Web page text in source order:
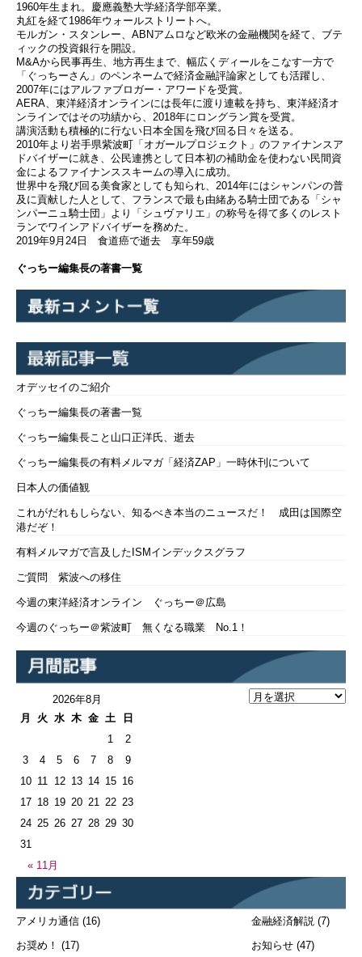
1960年生まれ。慶應義塾大学経済学部卒業。
丸紅を経て1986年ウォールストリートへ。
モルガン・スタンレー、ABNアムロなど欧米の金融機関を経て、ブテ
ィックの投資銀行を開設。
M&Aから民事再生、地方再生まで、幅広くディールをこなす一方で
「ぐっちーさん」のペンネームで経済金融評論家としても活躍し、
2007年にはアルファブロガー・アワードを受賞。
AERA、東洋経済オンラインには長年に渡り連載を持ち、東洋経済オ
ンラインではその功績から、2018年にロングラン賞を受賞。
講演活動も積極的に行ない日本全国を飛び回る日々を送る。
2010年より岩手県紫波町「オガールプロジェクト」のファイナンスア
ドバイザーに就き、公民連携として日本初の補助金を使わない民間資
金によるファイナンススキームの導入に成功。
世界中を飛び回る美食家としても知られ、2014年にはシャンパンの普
及に貢献した人として、フランスで最も由緒ある騎士団である「シャ
ンパーニュ騎士団」より「シュヴァリエ」の称号を得て多くのレスト
ランでワインアドバイザーを務めた。
2019年9月24日 食道癌で逝去 享年59歳
ぐっちー編集長の著書一覧
オデッセイのご紹介
ぐっちー編集長の著書一覧
ぐっちー編集長こと山口正洋氏、逝去
ぐっちー編集長の有料メルマガ「経済ZAP」一時休刊について
日本人の価値観
これがだれもしらない、知るべき本当のニュースだ！ 成田は国際空
港だぞ！
有料メルマガで言及したISMインデックスグラフ
ご質問 紫波への移住
今週の東洋経済オンライン ぐっちー＠広島
今週のぐっちー＠紫波町 無くなる職業 No.1！
2026年8月
月
火 水 木 金 土 日
« 11月
1
2
3
4 5 6 7 8
9
10 11 12 13 14 15 16
17 18 19 20 21 22 23
24 25 26 27 28 29 30
31
アメリカ通信 (16)
お奨め！ (17)
金融経済解説 (7)
お知らせ (47)